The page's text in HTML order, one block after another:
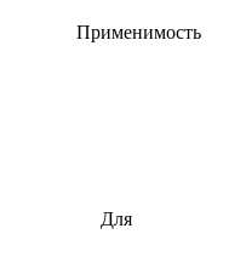
Применимость
Для